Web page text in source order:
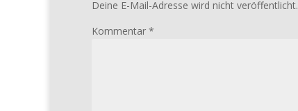
Deine E-Mail-Adresse wird nicht veröffentlicht.
Kommentar *